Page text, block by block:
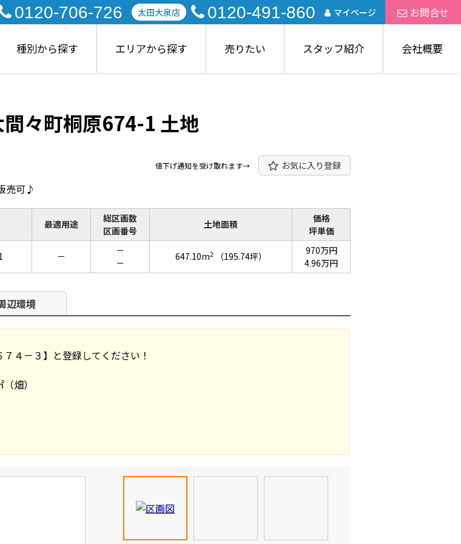
0120-706-726 太田大泉店 0120-491-860 マイページ お問合せ
種別から探す エリアから探す 売りたい スタッフ紹介 会社概要
々町桐原674-1 土地
値下げ通知を受け取れます→ お気に入り登録
売可♪
最適用途
総区画数
区画番号
土地面積
価格
坪単価
－
－
－
647.10m2 （195.74坪）
970万円
4.96万円
辺環境
４－３】と登録してください！
畑）